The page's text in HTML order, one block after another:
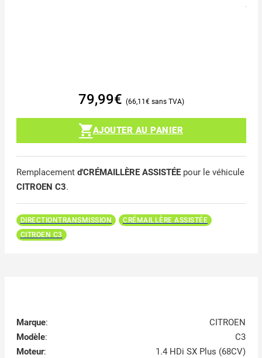
79,99€ 66,11 €
AJOUTER AU PANIER
Remplacement d'CRÉMAILLÈRE ASSISTÉEpour le véhicule
CITROEN C3.
DIRECTIONTRANSMISSION
CRÉMAILLÈRE ASSISTÉE
CITROEN C3
Marque:
CITROEN
Modèle:
C3
Moteur:
1.4 HDi SX Plus (68CV)